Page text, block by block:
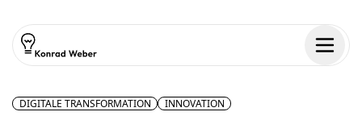
DIGITALE TRANSFORMATION INNOVATION